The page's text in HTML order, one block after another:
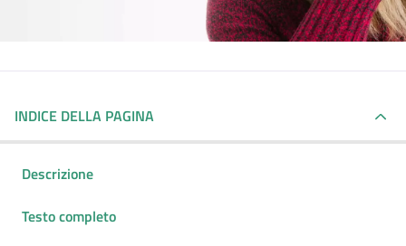
INDICE DELLA PAGINA
Descrizione
Testo completo